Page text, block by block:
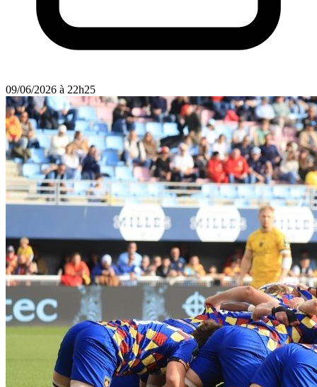
09/06/2026 à 22h25